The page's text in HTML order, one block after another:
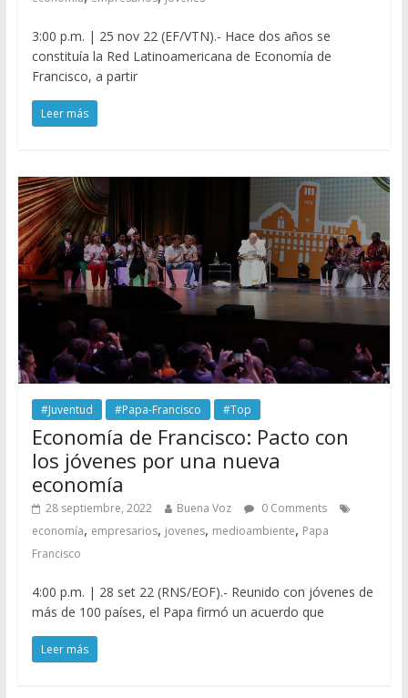
3:00 p.m. | 25 nov 22 (EF/VTN).- Hace dos años se
constituía la Red Latinoamericana de Economía de
Francisco, a partir
Leer más
#Juventud #Papa-Francisco #Top
Economía de Francisco: Pacto con
los jóvenes por una nueva
economía
28 septiembre, 2022 Buena Voz
0 Comments
economía, empresarios, jovenes, medioambiente, Papa
Francisco
4:00 p.m. | 28 set 22 (RNS/EOF).- Reunido con jóvenes de
más de 100 países, el Papa firmó un acuerdo que
Leer más